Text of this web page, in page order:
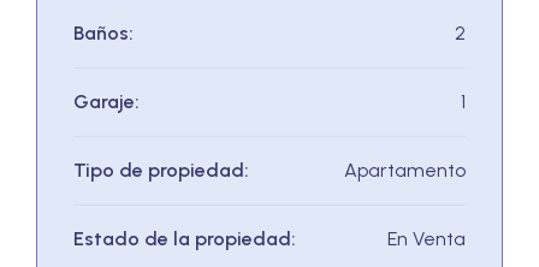
Baños: 2
Garaje: 1
Tipo de propiedad: Apartamento
Estado de la propiedad: En Venta